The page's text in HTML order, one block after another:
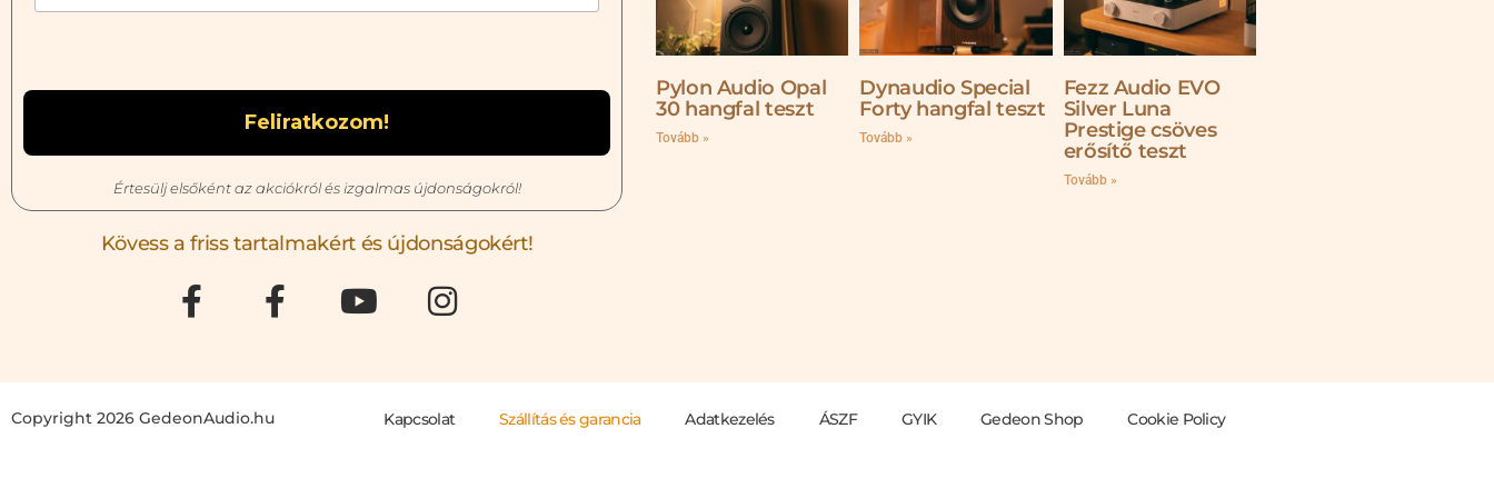
Értesülj elsőként az akciókról és izgalmas újdonságokról!
Kövess a friss tartalmakért és újdonságokért!
Pylon Audio Opal
30 hangfal teszt
Tovább »
Dynaudio Special
Forty hangfal teszt
Tovább »
Fezz Audio EVO
Silver Luna
Prestige csöves
erősítő teszt
Tovább »
Copyright 2026 GedeonAudio.hu Kapcsolat Szállítás és garancia Adatkezelés ÁSZF GYIK Gedeon Shop Cookie Policy